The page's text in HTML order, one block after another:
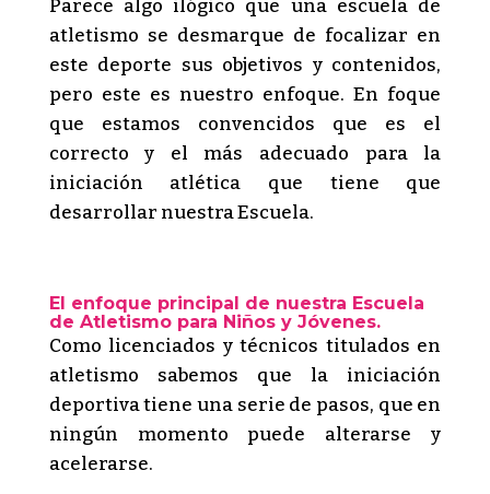
Parece algo ilógico que una escuela de
atletismo se desmarque de focalizar en
este deporte sus objetivos y contenidos,
pero este es nuestro enfoque. En foque
que estamos convencidos que es el
correcto y el más adecuado para la
iniciación atlética que tiene que
desarrollar nuestra Escuela.
El enfoque principal de nuestra Escuela
de Atletismo para Niños y Jóvenes.
Como licenciados y técnicos titulados en
atletismo sabemos que la iniciación
deportiva tiene una serie de pasos, que en
ningún momento puede alterarse y
acelerarse.